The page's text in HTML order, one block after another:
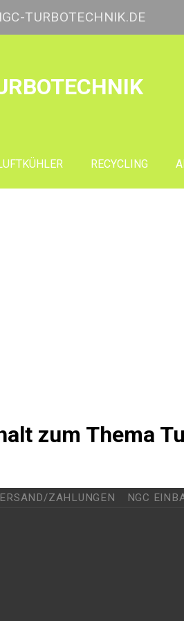
TURBOTECHNIK.DE
RECYCLING
zum Thema
ZAHLUNGEN NGC